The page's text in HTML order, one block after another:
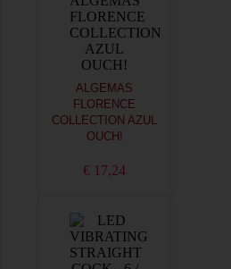
ALGEMAS
FLORENCE
COLLECTION AZUL
OUCH!
€ 17,24